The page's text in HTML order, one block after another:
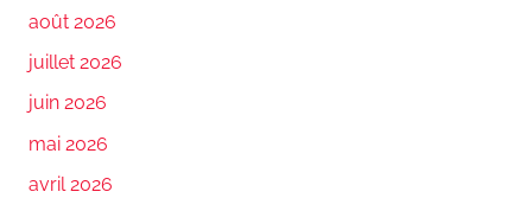
août 2026
juillet 2026
juin 2026
mai 2026
avril 2026